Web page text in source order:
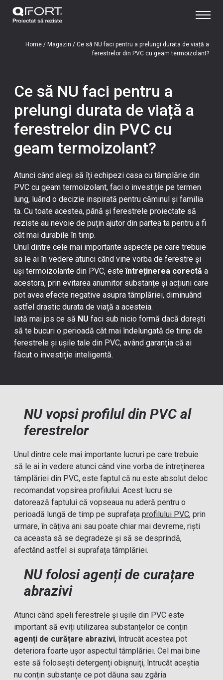
Home/ Magazin / Ce să NU faci pentru a prelungi durata de viață a
ferestrelor din PVC cu geam termoizolant?
Ce să NU faci pentru a
prelungi durata de viață a
ferestrelor din PVC cu
geam termoizolant?
Atunci când alegi să îți echipezi casa cu tâmplărie din
PVC cu geam termoizolant, faci o investiție pe termen
lung, luând o decizie inspirată pentru căminul și familia
ta. Cu toate acestea, până și ferestrele proiectate să
reziste au nevoie de puțin ajutor din partea ta pentru a fi
cât mai durabile în timp.
Unul dintre cele mai importante aspecte pe care trebuie
sa le ai în vedere atunci când vine vorba deferestre și
uși termoizolante din PVC, esteîntreținerea corectă a
acestora, prin evitarea anumitor substanțe și acțiuni care
pot avea efecte negative asupra tâmplăriei, diminuând
astfel drastic durata de viață a acesteia.
Iată mai jos ce să NU faci sub nicio formă dacă dorești
să te bucuri o perioadă cât mai îndelungată de timp de
ferestrele și ușile tale din PVC, având garanția că ai
făcut o investiție inteligentă.
NU vopsi profilul din PVC al
ferestrelor
Unul dintre cele mai importante lucruri pe care trebuie
să le ai în vedere atunci când vine vorba de întreținerea
tâmplăriei din PVC, este faptul că nu este absolut deloc
recomandat vopsirea profilului. Acest lucru se
datorează faptului că vopseaua nu aderă pentru o
perioadă lungă de timp pe suprafațaprofilului PVC, prin
urmare, în câțiva ani sau poate chiar mai devreme, riști
ca aceasta să se degradeze și să se desprindă,
afectând astfel si suprafața tâmplăriei.
NU folosi agenți de curațare
abrazivi
Atunci când speli ferestrele și ușile din PVC este
important să eviți utilizarea substanțelor ce conțin
agenți de curățare abrazivi, întrucât acestea pot
deteriora foarte ușor aspectul tâmplăriei. Cel mai bine
este să folosești detergenți obișnuiți, întrucât aceștia
nu conțin substanțe ce pot dăuna sau zgâria